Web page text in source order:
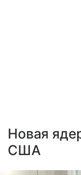
Новая
США